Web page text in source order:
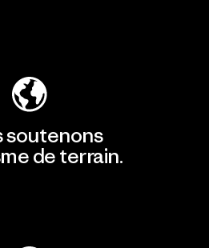
soutenons
de terrain.